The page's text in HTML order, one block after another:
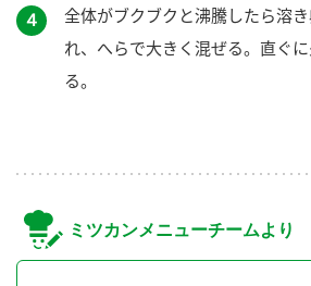
４
全体がブクブクと沸騰したら溶
れ、へらで大きく混ぜる。直ぐ
る。
ミツカンメニューチームより